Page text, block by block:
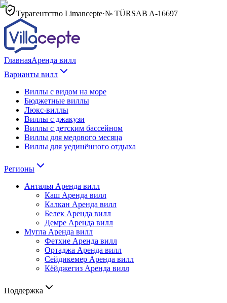
Турагентство Limancepte·№ TÜRSAB A-16697
ГлавнаяАренда вилл
Варианты вилл
Виллы с видом на море
Бюджетные виллы
Люкс-виллы
Виллы с джакузи
Виллы с детским бассейном
Виллы для медового месяца
Виллы для уединённого отдыха
Регионы
Анталья Аренда вилл
Каш Аренда вилл
Калкан Аренда вилл
Белек Аренда вилл
Демре Аренда вилл
Мугла Аренда вилл
Фетхие Аренда вилл
Ортаджа Аренда вилл
Сейдикемер Аренда вилл
Кёйджегиз Аренда вилл
Поддержка